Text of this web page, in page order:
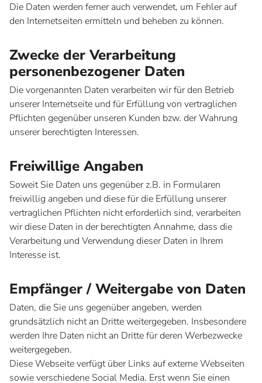
Die Daten werden ferner auch verwendet, um Fehler auf
den Internetseiten ermitteln und beheben zu können.
Zwecke der Verarbeitung
personenbezogener Daten
Die vorgenannten Daten verarbeiten wir für den Betrieb
unserer Internetseite und für Erfüllung von vertraglichen
Pflichten gegenüber unseren Kunden bzw. der Wahrung
unserer berechtigten Interessen.
Freiwillige Angaben
Soweit Sie Daten uns gegenüber z.B. in Formularen
freiwillig angeben und diese für die Erfüllung unserer
vertraglichen Pflichten nicht erforderlich sind, verarbeiten
wir diese Daten in der berechtigten Annahme, dass die
Verarbeitung und Verwendung dieser Daten in Ihrem
Interesse ist.
Empfänger / Weitergabe von Daten
Daten, die Sie uns gegenüber angeben, werden
grundsätzlich nicht an Dritte weitergegeben. Insbesondere
werden Ihre Daten nicht an Dritte für deren Werbezwecke
weitergegeben.
Diese Webseite verfügt über Links auf externe Webseiten
sowie verschiedene Social Media. Erst wenn Sie einen